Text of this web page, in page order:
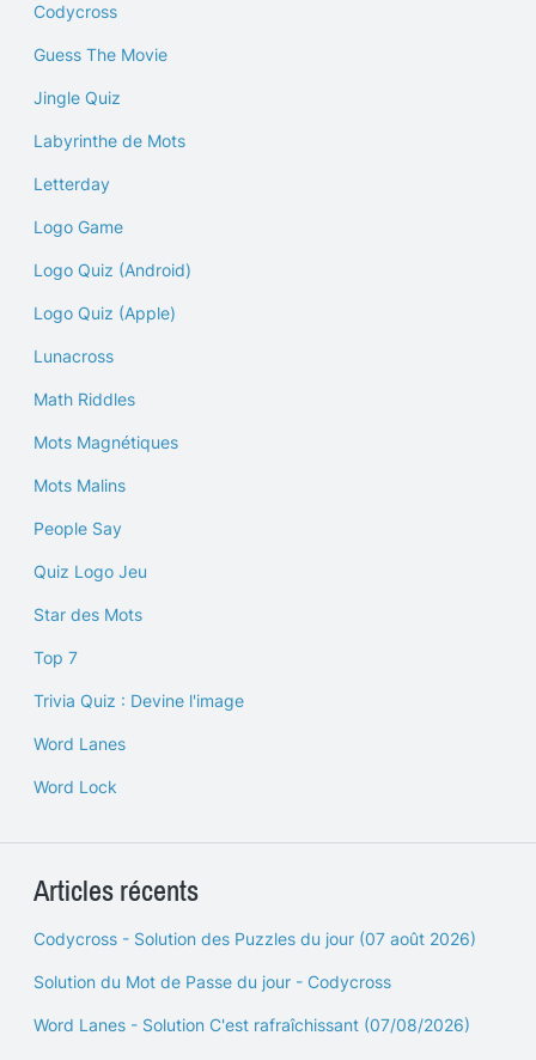
Codycross
Guess The Movie
Jingle Quiz
Labyrinthe de Mots
Letterday
Logo Game
Logo Quiz (Android)
Logo Quiz (Apple)
Lunacross
Math Riddles
Mots Magnétiques
Mots Malins
People Say
Quiz Logo Jeu
Star des Mots
Top 7
Trivia Quiz : Devine l'image
Word Lanes
Word Lock
Articles récents
Codycross - Solution des Puzzles du jour (07 août 2026)
Solution du Mot de Passe du jour - Codycross
Word Lanes - Solution C'est rafraîchissant (07/08/2026)